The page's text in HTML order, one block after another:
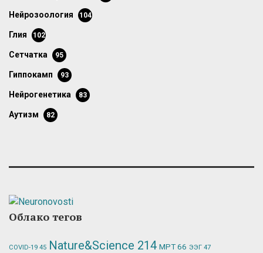
нейрозоология 104
глия 102
сетчатка 95
гиппокамп 93
нейрогенетика 83
аутизм 82
Облако тегов
COVID-19 45 Nature&Science 214 МРТ66 ЭЭГ 47